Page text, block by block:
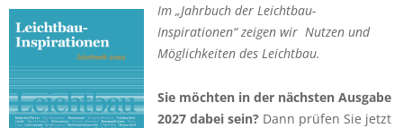
Im „Jahrbuch der Leichtbau-
Inspirationen“ zeigen wir Nutzen und
Möglichkeiten des Leichtbau.
Sie möchten in der nächsten Ausgabe
2027 dabei sein? Dann prüfen Sie jetzt